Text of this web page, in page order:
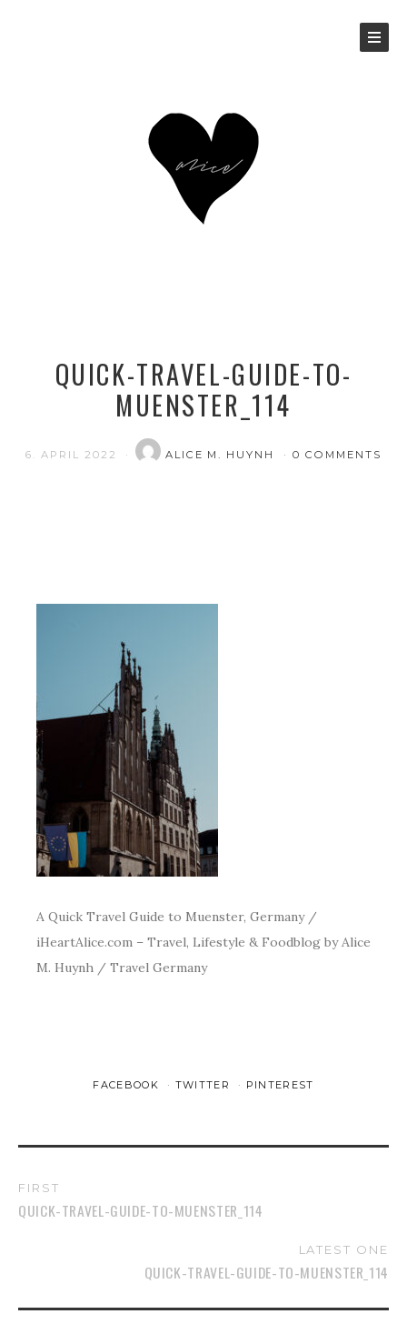
QUICK-TRAVEL-GUIDE-TO-
MUENSTER_114
6. APRIL 2022 ALICE M. HUYNH 0 COMMENTS
A Quick Travel Guide to Muenster, Germany /
iHeartAlice.com – Travel, Lifestyle & Foodblog by Alice
M. Huynh / Travel Germany
FACEBOOK TWITTER PINTEREST
FIRST
QUICK-TRAVEL-GUIDE-TO-MUENSTER_114
LATEST ONE
QUICK-TRAVEL-GUIDE-TO-MUENSTER_114